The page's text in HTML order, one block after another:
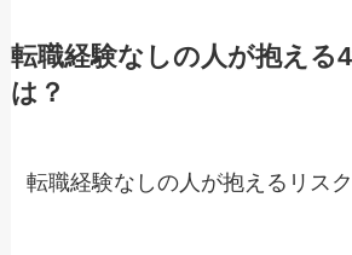
転職経験なしの人が抱える
は？
転職経験なしの人が抱えるリス